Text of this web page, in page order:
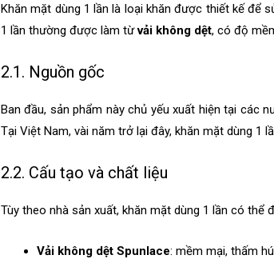
Khăn mặt dùng 1 lần là loại khăn được thiết kế để
1 lần thường được làm từvải không dệt, có độ
2.1. Nguồn gốc
Ban đầu, sản phẩm này chủ yếu xuất hiện tại các
Tại Việt Nam, vài năm trở lại đây, khăn mặt dùng 1
2.2. Cấu tạo và chất liệu
Tùy theo nhà sản xuất, khăn mặt dùng 1 lần có thể
Vải không dệt Spunlace: mềm mại, thấm